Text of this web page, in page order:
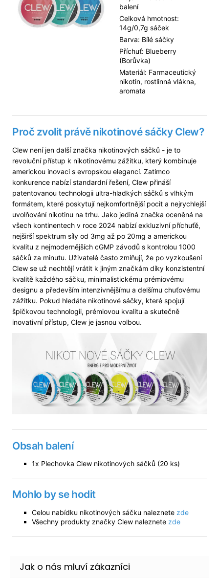
balení
Celková hmotnost:
14g/0,7g sáček
Barva: Bílé sáčky
Příchuť: Blueberry
(Borůvka)
Materiál: Farmaceutický
nikotin, rostlinná vlákna,
aromata
Proč zvolit právě nikotinové sáčky Clew?
Clew není jen další značka nikotinových sáčků - je to
revoluční přístup k nikotinovému zážitku, který kombinuje
americkou inovaci s evropskou elegancí. Zatímco
konkurence nabízí standardní řešení, Clew přináší
patentovanou technologii ultra-hladkých sáčků s vlhkým
formátem, které poskytují nejkomfortnější pocit a nejrychlejší
uvolňování nikotinu na trhu. Jako jediná značka oceněná na
všech kontinentech v roce 2024 nabízí exkluzivní příchuťě,
nejširší spektrum síly od 3mg až po 20mg a americkou
kvalitu z nejmodernějších cGMP závodů s kontrolou 1000
sáčků za minutu. Uživatelé často zmiňují, že po vyzkoušení
Clew se už nechtějí vrátit k jiným značkám díky konzistentní
kvalitě každého sáčku, minimalistickému prémiovému
designu a především intenzivnějšímu a delšímu chuťovému
zážitku. Pokud hledáte nikotinové sáčky, které spojují
špičkovou technologii, prémiovou kvalitu a skutečně
inovativní přístup, Clew je jasnou volbou.
Obsah balení
1x Plechovka Clew nikotinových sáčků (20 ks)
Mohlo by se hodit
Celou nabídku nikotinových sáčku naleznete zde
Všechny produkty značky Clew naleznete zde